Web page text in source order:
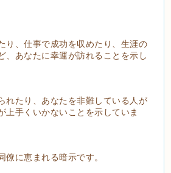
り、仕事で成功を収めたり、生涯の
、あなたに幸運が訪れることを示し
れたり、あなたを非難している人が
上手くいかないことを示していま
僚に恵まれる暗示です。